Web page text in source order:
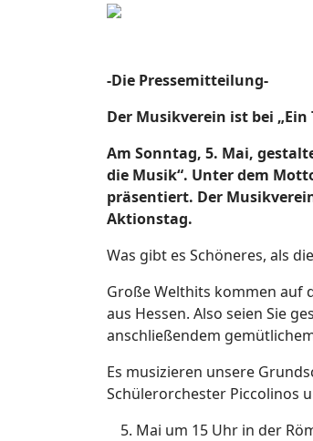
-Die Pressemitteilung-
Der Musikverein ist bei
Am Sonntag, 5. Mai,
die Musik“. Unter dem
präsentiert. Der
Aktionstag.
Was gibt es Schöneres, als
Große Welthits kommen auf
aus Hessen. Also seien Sie
anschließendem
Es musizieren unsere
Schülerorchester Piccolinos
Mai um 15 Uhr in der